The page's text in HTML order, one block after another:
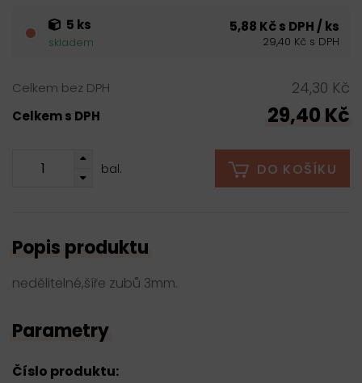
5 ks
skladem
5,88 Kč s DPH / ks
29,40 Kč s DPH
Celkem bez DPH 24,30 Kč
Celkem s DPH 29,40 Kč
bal. DO KOŠÍKU
Popis produktu
nedělitelné,šíře zubů 3mm.
Parametry
Číslo produktu: